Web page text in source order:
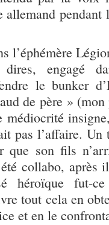
allemand
l’éphémère
engagé
le bunker
de père »
médiocrité
pas l’affaire. Un
que son fils
collabo, après
héroïque fut-
tout cela en
et en le